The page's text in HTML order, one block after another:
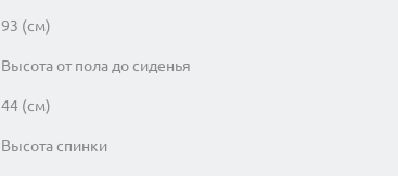
93 (см)
Высота от пола до сиденья
44 (см)
Высота спинки